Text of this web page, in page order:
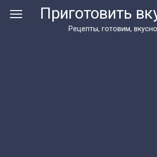
Приготовить
Рецепты, готовим, вкусно